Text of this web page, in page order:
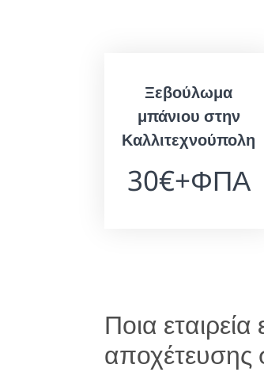
Ξεβούλωμα
μπάνιου στην
Καλλιτεχνούπολη
30€+ΦΠΑ
Ποια
αποχέτευσης